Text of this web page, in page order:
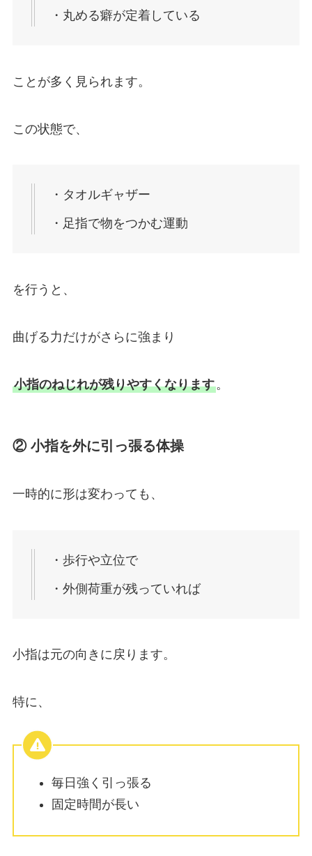
・丸める癖が定着している
ことが多く見られます。
この状態で、
・タオルギャザー
・足指で物をつかむ運動
を行うと、
曲げる力だけがさらに強まり
小指のねじれが残りやすくなります。
② 小指を外に引っ張る体操
一時的に形は変わっても、
・歩行や立位で
・外側荷重が残っていれば
小指は元の向きに戻ります。
特に、
毎日強く引っ張る
固定時間が長い